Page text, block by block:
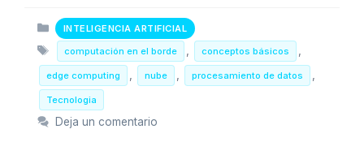
Categorias
INTELIGENCIA ARTIFICIAL
Etiquetas
computación en el borde conceptos básicos
edge computing nube procesamiento de datos
Tecnologia
Deja un comentario